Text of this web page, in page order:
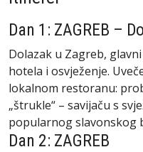
Dan 1: ZAGREB –
Dolazak u Zagreb,
hotela i osvježenje.
lokalnom restoranu:
„štrukle“ – savijaču s
popularnog slavonskog
Dan 2: ZAGREB